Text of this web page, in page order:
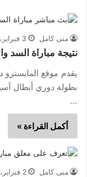
منى كامل 3 فبراير، 2025
نتيجة مباراة السد
يقدم موقع
…
أكمل القراءة »
منى كامل 2 فبراير، 2025